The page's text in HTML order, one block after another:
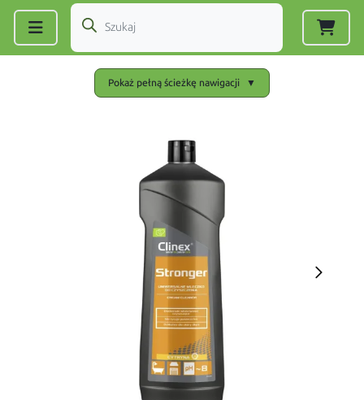
Pokaż pełną ścieżkę nawigacji ▼